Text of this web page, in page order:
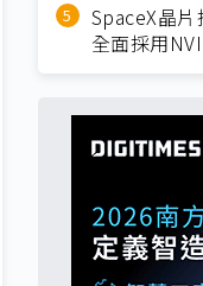
SpaceX晶
全面採用